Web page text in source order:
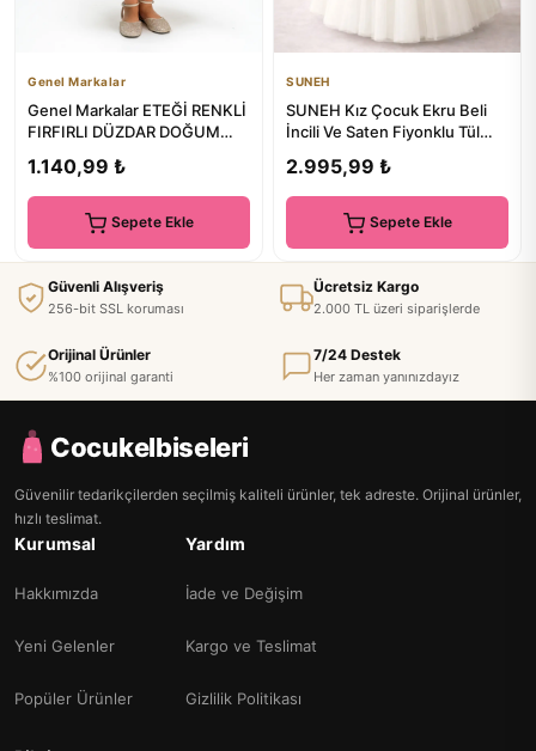
Genel Markalar
Genel Markalar ETEĞİ RENKLİ
FIRFIRLI DÜZDAR DOĞUM
ELBİSE
1.140,99 ₺
Sepete Ekle
SUNEH
SUNEH Kız Çocuk Ekru Beli
İncili Ve Saten Fiyonklu Tül
2.995,99 ₺
Sepete Ekle
Güvenli Alışveriş
256-bit SSL koruması
Ücretsiz Kargo
2.000 TL üzeri siparişlerde
Orijinal Ürünler
%100 orijinal garanti
7/24 Destek
Her zaman yanınızdayız
Cocukelbiseleri
Güvenilir tedarikçilerden seçilmiş kaliteli ürünler, tek adreste. Orijinal ürünler,
hızlı teslimat.
Kurumsal
Hakkımızda
Yeni Gelenler
Popüler Ürünler
Yardım
İade ve Değişim
Kargo ve Teslimat
Gizlilik Politikası